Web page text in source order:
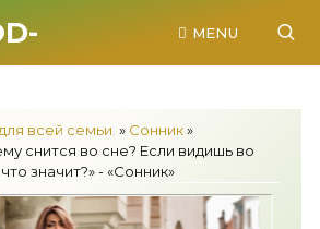
MENU
всей семьи. » Сонник»
снится во сне? Если видишь во
значит?» - «Сонник»